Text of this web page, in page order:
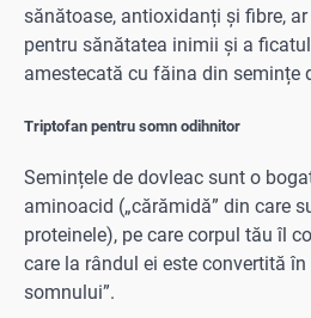
sănătoase, antioxidanți și fibre,
pentru sănătatea inimii și a
amestecată cu făina din semințe
Triptofan pentru somn odihnitor
Semințele de dovleac sunt o
aminoacid („cărămidă” din care
proteinele), pe care corpul tău îl
care la rândul ei este convertită
somnului”.